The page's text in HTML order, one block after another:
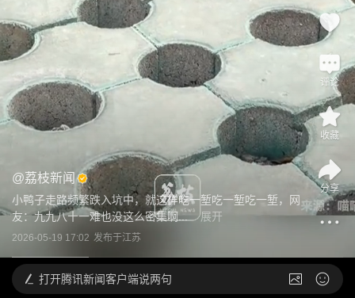
@荔枝新闻
小鸭子走路频繁跌入坑中，就这样吃一堑吃一堑吃一堑，网
友：九九八十一难也没这么密集啊...
展开
2026-05-19 17:02 发布于江苏
评论
收藏
分享
打开腾讯新闻客户端说两句